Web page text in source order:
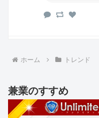
ホーム トレンド
兼業のすすめ